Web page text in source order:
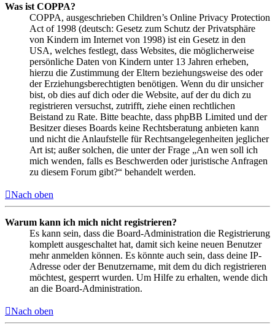
Was ist COPPA?
COPPA, ausgeschrieben Children’s Online Privacy Protection
Act of 1998 (deutsch: Gesetz zum Schutz der Privatsphäre
von Kindern im Internet von 1998) ist ein Gesetz in den
USA, welches festlegt, dass Websites, die möglicherweise
persönliche Daten von Kindern unter 13 Jahren erheben,
hierzu die Zustimmung der Eltern beziehungsweise des oder
der Erziehungsberechtigten benötigen. Wenn du dir unsicher
bist, ob dies auf dich oder die Website, auf der du dich zu
registrieren versuchst, zutrifft, ziehe einen rechtlichen
Beistand zu Rate. Bitte beachte, dass phpBB Limited und der
Besitzer dieses Boards keine Rechtsberatung anbieten kann
und nicht die Anlaufstelle für Rechtsangelegenheiten jeglicher
Art ist; außer solchen, die unter der Frage „An wen soll ich
mich wenden, falls es Beschwerden oder juristische Anfragen
zu diesem Forum gibt?“ behandelt werden.
Nach oben
Warum kann ich mich nicht registrieren?
Es kann sein, dass die Board-Administration die Registrierung
komplett ausgeschaltet hat, damit sich keine neuen Benutzer
mehr anmelden können. Es könnte auch sein, dass deine IP-
Adresse oder der Benutzername, mit dem du dich registrieren
möchtest, gesperrt wurden. Um Hilfe zu erhalten, wende dich
an die Board-Administration.
Nach oben